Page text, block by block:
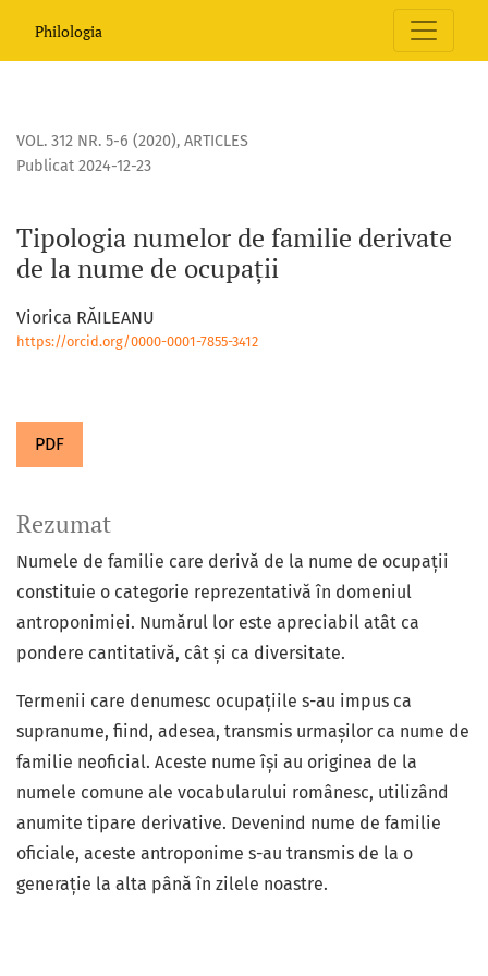
Tipologia numelor de familie derivate de la nume de
Philologia
VOL. 312 NR. 5-6 (2020), ARTICLES
Tipologia numelor de familie derivate
de la nume de ocupații
Publicat 2024-12-23
Viorica RĂILEANU
https://orcid.org/0000-0001-7855-3412
PDF
Rezumat
Numele de familie care derivă de la nume de ocupații
constituie o categorie reprezentativă în domeniul
antroponimiei. Numărul lor este apreciabil atât ca
pondere cantitativă, cât şi ca diversitate.
Termenii care denumesc ocupațiile s-au impus ca
supranume, fiind, adesea, transmis urmașilor ca nume de
familie neoficial. Aceste nume își au originea de la
numele comune ale vocabularului românesc, utilizând
anumite tipare derivative. Devenind nume de familie
oficiale, aceste antroponime s-au transmis de la o
generație la alta până în zilele noastre.